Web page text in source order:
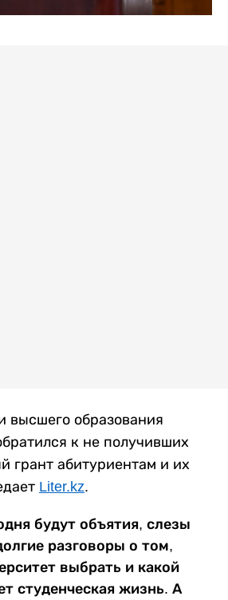
высшего образования
к не получивших
грант абитуриентам и их
Liter.kz.
будут объятия, слезы
разговоры о том,
выбрать и какой
студенческая жизнь. А